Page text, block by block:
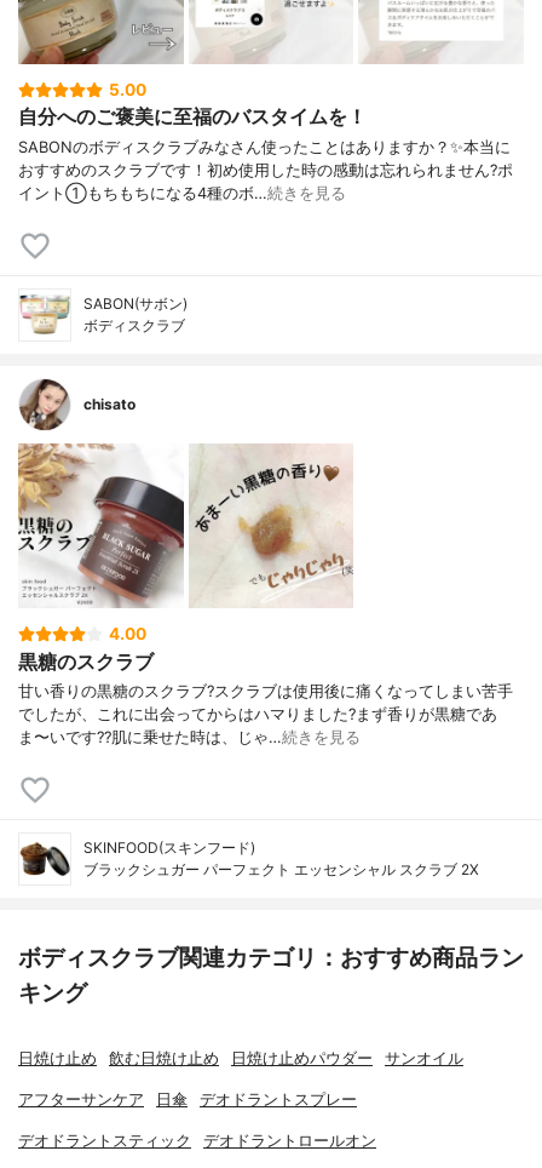
5.00
自分へのご褒美に至福のバスタイムを！
SABONのボディスクラブみなさん使ったことはありますか？✨本当に
おすすめのスクラブです！初め使用した時の感動は忘れられません?ポ
イント①もちもちになる4種のボ…続きを見る
SABON(サボン)
ボディスクラブ
chisato
4.00
黒糖のスクラブ
甘い香りの黒糖のスクラブ?スクラブは使用後に痛くなってしまい苦手
でしたが、これに出会ってからはハマりました?まず香りが黒糖であ
ま〜いです??肌に乗せた時は、じゃ…続きを見る
SKINFOOD(スキンフード)
ブラックシュガー パーフェクト エッセンシャル スクラブ 2X
ボディスクラブ関連カテゴリ：おすすめ商品ラン
キング
日焼け止め 飲む日焼け止め 日焼け止めパウダー サンオイル
アフターサンケア 日傘 デオドラントスプレー
デオドラントスティック デオドラントロールオン